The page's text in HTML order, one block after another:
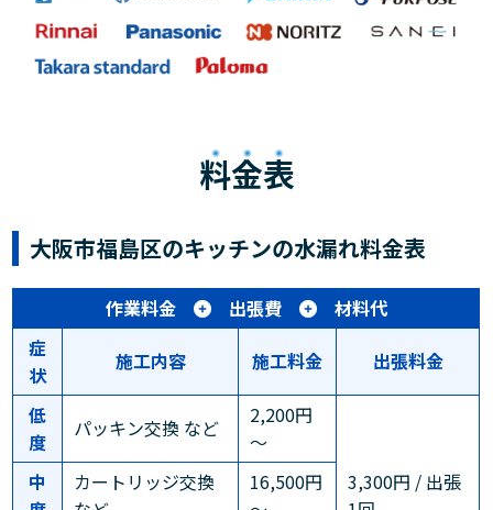
料金表
大阪市福島区のキッチンの水漏れ料金表
作業料金 出張費
材料代
症
状
施工内容 施工料金 出張料金
低
度
パッキン交換 など
2,200円
～
3,300円 / 出張
中
カートリッジ交換
16,500円